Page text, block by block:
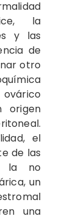
la
y las
de
otro
origen
el
de las
la no
un
una